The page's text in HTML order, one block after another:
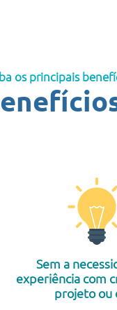
os principais
Sem a
experiência com
projeto ou